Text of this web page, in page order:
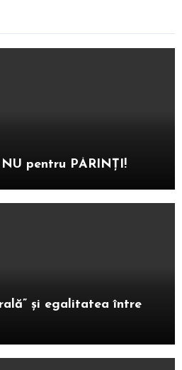
pentru PĂRINȚI!
și egalitatea între